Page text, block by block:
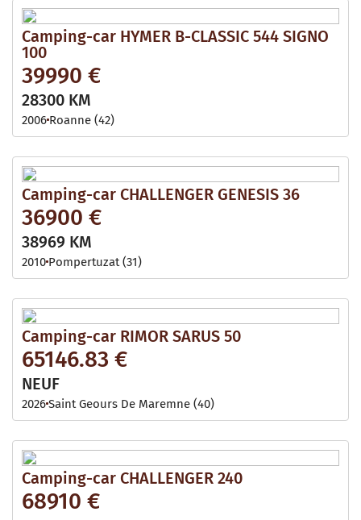
Camping-car HYMER B-CLASSIC 544 SIGNO
100
39990 €
28300 KM
2006 Roanne (42)
Camping-car CHALLENGER GENESIS 36
36900 €
38969 KM
2010 Pompertuzat (31)
Camping-car RIMOR SARUS 50
65146.83 €
NEUF
2026Saint Geours De Maremne (40)
Camping-car CHALLENGER 240
68910 €